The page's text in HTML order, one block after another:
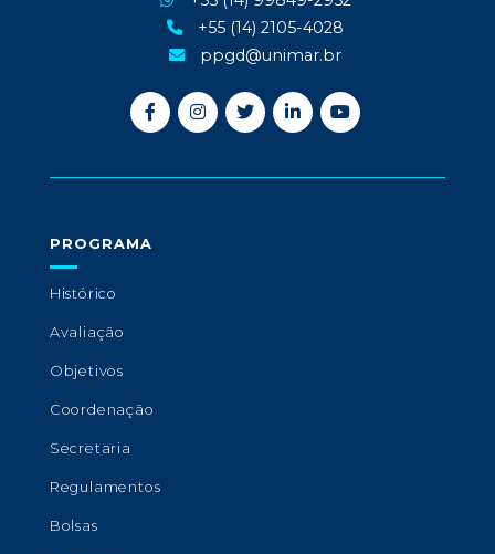
+55 (14) 2105-4028
ppgd@unimar.br
PROGRAMA
Histórico
Avaliação
Objetivos
Coordenação
Secretaria
Regulamentos
Bolsas